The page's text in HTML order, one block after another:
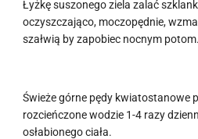
Łyżkę suszonego ziela zalać
oczyszczająco, moczopędnie,
szałwią by zapobiec nocnym potom.
Świeże górne pędy kwiatostanowe
rozcieńczone wodzie 1-4 razy
osłabionego ciała.